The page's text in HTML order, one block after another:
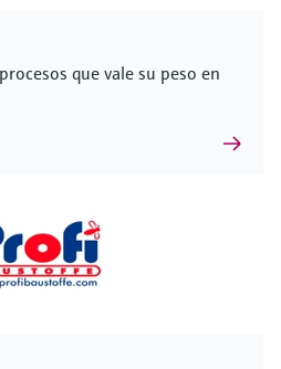
que vale su peso en